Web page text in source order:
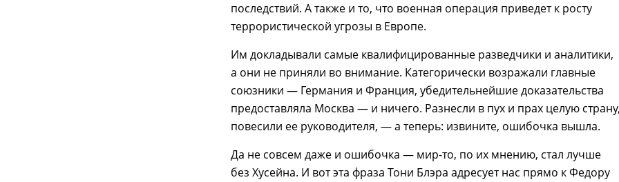
последствий. А также и то, что военная операция приведет к росту
террористической угрозы в Европе.
Им докладывали самые квалифицированные разведчики и аналитики,
а они не приняли во внимание. Категорически возражали главные
союзники — Германия и Франция, убедительнейшие доказательства
предоставляла Москва — и ничего. Разнесли в пух и прах целую страну,
повесили ее руководителя, — а теперь: извините, ошибочка вышла.
Да не совсем даже и ошибочка — мир-то, по их мнению, стал лучше
без Хусейна. И вот эта фраза Тони Блэра адресует нас прямо к Федору